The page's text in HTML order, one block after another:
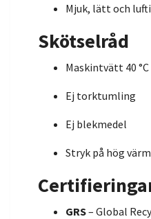
Mjuk, lätt och
Skötselråd
Maskintvätt 40 °C
Ej torktumling
Ej blekmedel
Stryk på hög
GRS– Global